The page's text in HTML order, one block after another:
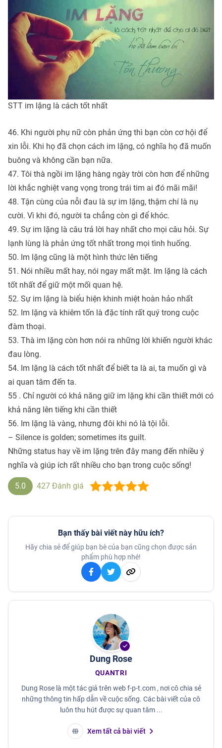
STT im lặng là cách tốt nhất
46. Khi người phụ nữ còn phản ứng thì bạn còn cơ hội để
xin lỗi. Khi họ đã chọn cách im lặng, có nghĩa họ đã muốn
buông và không cần bạn nữa.
47. Tôi thà ngồi im lặng hàng ngày trời còn hơn để những
lời khắc nghiệt vang vọng trong trái tim ai đó mãi mãi!
48. Tận cùng của nỗi đau là sự im lặng, thậm chí là nụ
cười. Vì khi đó, người ta chẳng còn gì để khóc.
49. Sự im lặng là câu trả lời hay nhất cho mọi câu hỏi. Sự
lạnh lùng là phản ứng tốt nhất trong mọi tình huống.
50. Im lặng cũng là một hình thức lên tiếng
51. Nói nhiều mất hay, nói ngay mất mặt. Im lặng là cách
tốt nhất để giữ một mối quan hệ.
52. Sự im lặng là biểu hiện khinh miệt hoàn hảo nhất
52. Im lặng và khiêm tốn là đặc tính rất quý trong cuộc
đàm thoại.
53. Thà im lặng còn hơn nói ra những lời khiến người khác
đau lòng.
54. Im lặng là cách tốt nhất để biết ta là ai, ta muốn gì và
ai quan tâm đến ta.
55 . Chỉ người có khả năng giữ im lặng khi cần thiết mới có
khả năng lên tiếng khi cần thiết
56. Im lặng là vàng, nhưng đôi khi nó là tội lỗi.
– Silence is golden; sometimes its guilt.
Những status hay về im lặng trên đây mang đến nhiều ý
nghĩa và giúp ích rất nhiều cho bạn trong cuộc sống!
5.0 427 Đánh giá
Bạn thấy bài viết này hữu ích?
Hãy chia sẻ để giúp bạn bè của bạn cũng chọn được sản
phẩm phù hợp nhé!
Dung Rose
QUANTRI
Dung Rose là một tác giả trên web f-p-t.com , nơi cô chia sẻ
những thông tin hấp dẫn về cuộc sống. Các bài viết của cô
luôn thu hút được sự quan tâm ...
Xem tất cả bài viết